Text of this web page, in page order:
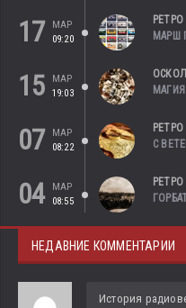
17
МАР
09:20
РЕТРО
МАРШ
15
МАР
19:03
07
МАР
08:22
РЕТРО
С
04
МАР
08:55
РЕТРО
НЕДАВНИЕ КОММЕНТАРИИ
История